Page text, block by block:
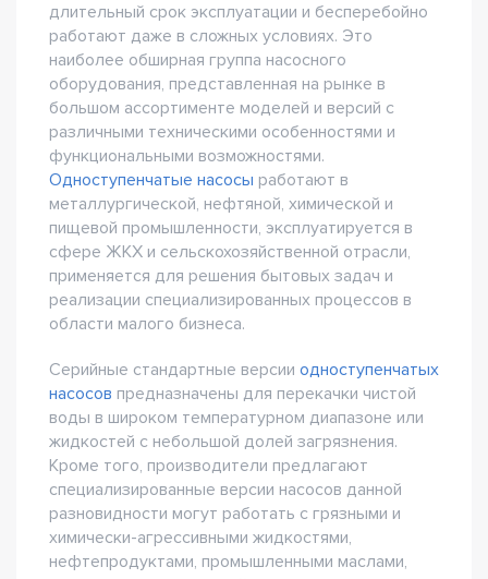
длительный срок эксплуатации и бесперебойно
работают даже в сложных условиях. Это
наиболее обширная группа насосного
оборудования, представленная на рынке в
большом ассортименте моделей и версий с
различными техническими особенностями и
функциональными возможностями.
Одноступенчатые насосы работают в
металлургической, нефтяной, химической и
пищевой промышленности, эксплуатируется в
сфере ЖКХ и сельскохозяйственной отрасли,
применяется для решения бытовых задач и
реализации специализированных процессов в
области малого бизнеса.
Серийные стандартные версии одноступенчатых
насосов предназначены для перекачки чистой
воды в широком температурном диапазоне или
жидкостей с небольшой долей загрязнения.
Кроме того, производители предлагают
специализированные версии насосов данной
разновидности могут работать с грязными и
химически-агрессивными жидкостями,
нефтепродуктами, промышленными маслами,